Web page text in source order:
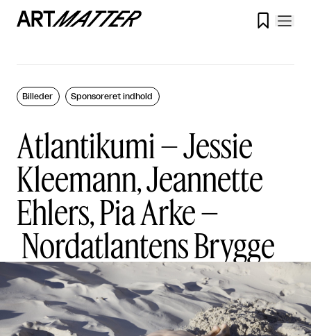

Atlantikumi – Jessie
Kleemann, Jeannette
Ehlers, Pia Arke –
Nordatlantens Brygge
Billeder Sponsoreret indhold